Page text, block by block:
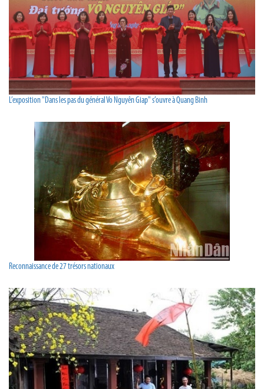
L’exposition "Dans les pas du général Vo Nguyên Giap" s’ouvre à Quang Binh
Reconnaissance de 27 trésors nationaux